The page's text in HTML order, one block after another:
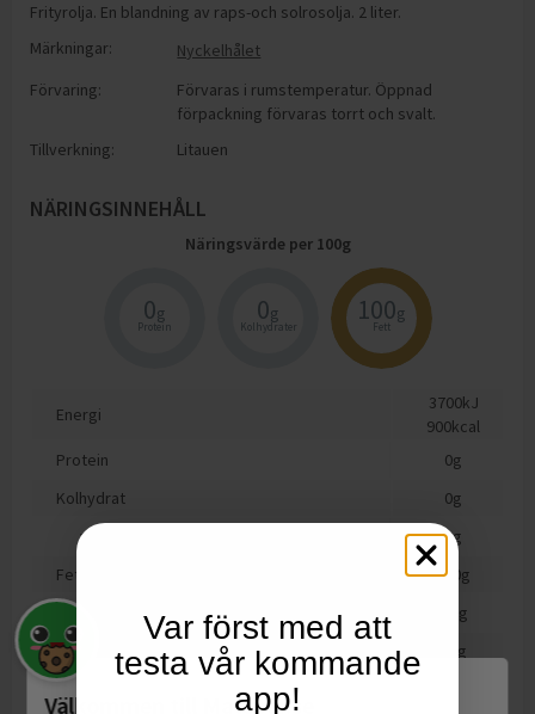
Frityrolja. En blandning av raps-och solrosolja. 2 liter.
Märkningar:
Nyckelhålet
Förvaring:
Förvaras i rumstemperatur. Öppnad
förpackning förvaras torrt och svalt.
Tillverkning:
Litauen
NÄRINGSINNEHÅLL
Näringsvärde per 100g
0g
Protein
0g
Kolhydrater
100g
Fett
Energi
3700kJ
900kcal
Protein
0g
Kolhydrat
0g
varav sockerarter
0g
Fett
100g
varav mättat fett
g
varav fleromättat fett
g
varav enkelomättat fett
Välkommen till Matspar.se
Var först med att
testa vår kommande
app!